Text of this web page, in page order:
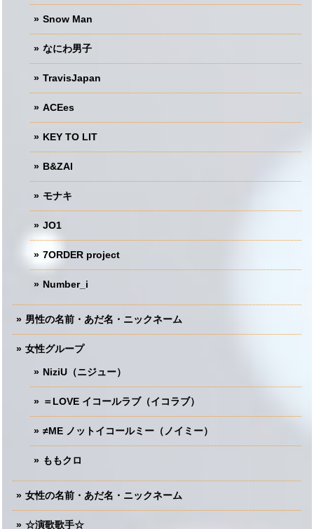
Snow Man
なにわ男子
TravisJapan
ACEes
KEY TO LIT
B&ZAI
モナキ
JO1
7ORDER project
Number_i
男性の名前・あだ名・ニックネーム
女性グループ
NiziU（ニジュー）
＝LOVE イコールラブ（イコラブ）
≠ME ノットイコールミー（ノイミー）
ももクロ
女性の名前・あだ名・ニックネーム
☆演歌歌手☆